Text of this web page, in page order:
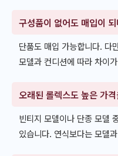
구성품이 없어도 매입이
단품도 매입 가능합니다. 다
모델과 컨디션에 따라 차이
오래된 롤렉스도 높은 가
빈티지 모델이나 단종 모델
있습니다. 연식보다는 모델